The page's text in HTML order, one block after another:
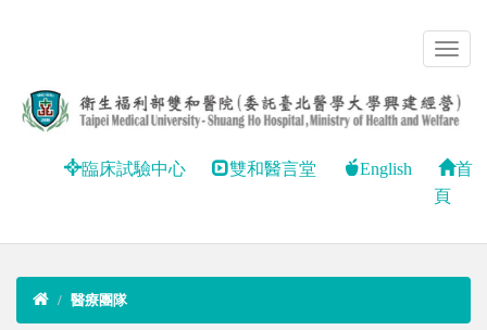
臨床試驗中心 雙和醫言堂 English
首
頁
醫療團隊